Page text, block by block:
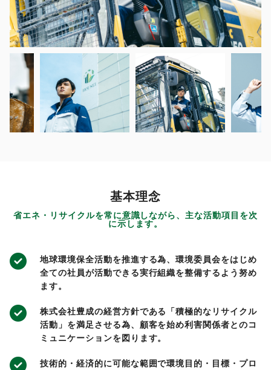
基本理念
省エネ・リサイクルを常に意識しながら、主な活動項目を次
に示します。
地球環境保全活動を推進する為、環境委員会をはじめ
全ての社員が活動できる実行組織を整備するよう努め
ます。
株式会社豊成の経営方針である「積極的なリサイクル
活動」を満足させる為、顧客を始め利害関係者とのコ
ミュニケーションを図ります。
技術的・経済的に可能な範囲で環境目的・目標・プロ